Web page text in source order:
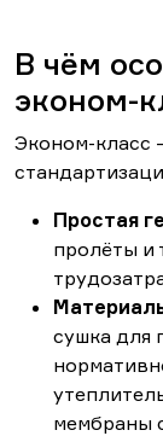
В чём
эконом-
Эконом-класс
Простая
пролёты и
сушка для
мембраны